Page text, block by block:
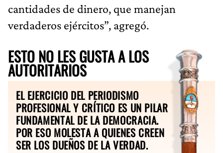
cantidades de dinero, que manejan
verdaderos ejércitos”, agregó.
ESTO NO LES GUSTA A LOS
AUTORITARIOS
EL EJERCICIO DEL PERIODISMO
PROFESIONAL Y CRÍTICO ES UN PILAR
FUNDAMENTAL DE LA DEMOCRACIA.
POR ESO MOLESTA A QUIENES CREEN
SER LOS DUEÑOS DE LA VERDAD.